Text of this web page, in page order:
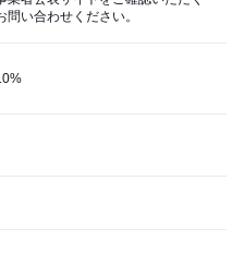
問い合わせください。